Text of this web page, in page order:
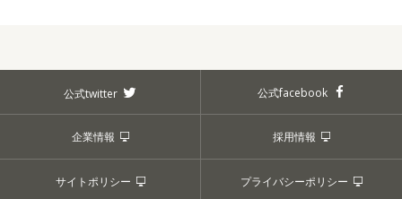
公式twitter 公式facebook
企業情報 採用情報
サイトポリシー プライバシーポリシー